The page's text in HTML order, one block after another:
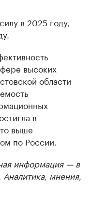
в 2025 году,
высоких
области
в
выше
по России.
информация — в
Аналитика, мнения,